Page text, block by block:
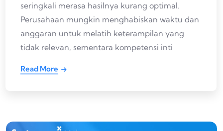
seringkali merasa hasilnya kurang optimal.
Perusahaan mungkin menghabiskan waktu dan
anggaran untuk melatih keterampilan yang
tidak relevan, sementara kompetensi inti
Read More